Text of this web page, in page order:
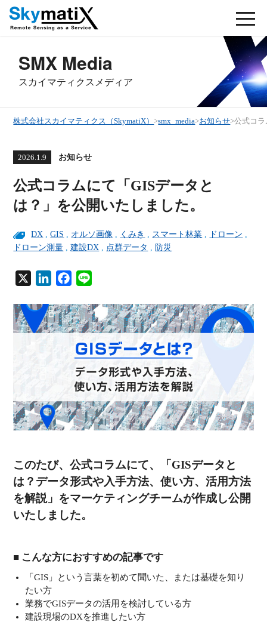
SMX Media
スカイマティクスメディア
株式会社スカイマティクス（SkymatiX）>smx_media>お知らせ>公式コ
2026.1.9 お知らせ
公式コラムにて「GISデータと
は？」を公開いたしました。
DX ,GIS , オルソ画像 , くみき , スマート林業 , ドローン ,
ドローン測量 ,建設DX , 点群データ , 防災
X
n
k
c
e
o
o
k
n
e
このたび、公式コラムにて、「GISデータと
は？データ形式や入手方法、使い方、活用方法
を解説」をマーケティングチームが作成し公開
いたしました。
■ こんな方におすすめの記事です
「GIS」という言葉を初めて聞いた、または基礎を知り
たい方
業務でGISデータの活用を検討している方
建設現場のDXを推進したい方